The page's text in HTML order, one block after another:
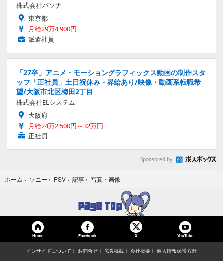
株式会社パソナ
東京都
月給29万4,900円
派遣社員
「27卒」アニメ・モーショングラフィックス動画の制作スタ
ッフ「正社員」土日祝休み・昇給あり/映像・動画系転職希
望/大阪市北区梅田2丁目
株式会社ELシステム
大阪府
月給24万2,500円～32万円
正社員
Sponsored by
ホーム › ソニー › PSV › 記事 › 写真・画像
Home Facebook X YouTube
インサイドについて お問合せ 広告掲載 会社概要 個人情報保護方針